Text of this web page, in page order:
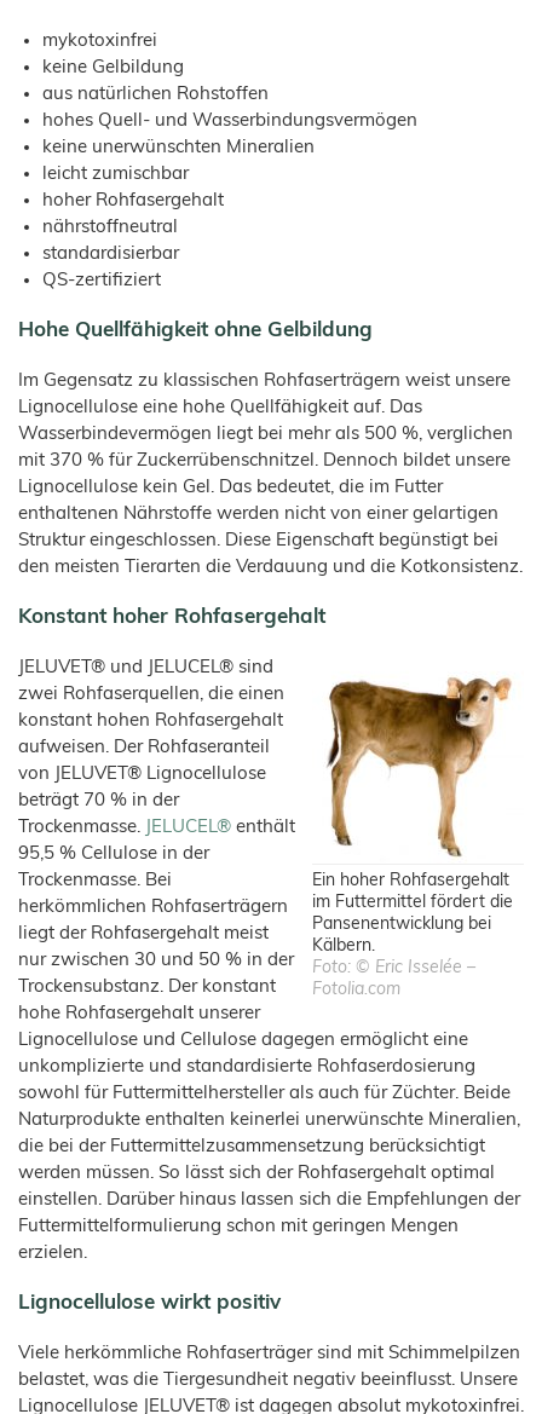
mykotoxinfrei
keine Gelbildung
aus natürlichen Rohstoffen
hohes Quell- und Wasserbindungsvermögen
keine unerwünschten Mineralien
leicht zumischbar
hoher Rohfasergehalt
nährstoffneutral
standardisierbar
QS-zertifiziert
Hohe Quellfähigkeit ohne Gelbildung
Im Gegensatz zu klassischen Rohfaserträgern weist unsere
Lignocellulose eine hohe Quellfähigkeit auf. Das
Wasserbindevermögen liegt bei mehr als 500 %, verglichen
mit 370 % für Zuckerrübenschnitzel. Dennoch bildet unsere
Lignocellulose kein Gel. Das bedeutet, die im Futter
enthaltenen Nährstoffe werden nicht von einer gelartigen
Struktur eingeschlossen. Diese Eigenschaft begünstigt bei
den meisten Tierarten die Verdauung und die Kotkonsistenz.
Konstant hoher Rohfasergehalt
Ein hoher Rohfasergehalt
im Futtermittel fördert die
Pansenentwicklung bei
Kälbern.
Foto: © Eric Isselée –
Fotolia.com
JELUVET® und JELUCEL® sind
zwei Rohfaserquellen, die einen
konstant hohen Rohfasergehalt
aufweisen. Der Rohfaseranteil
von JELUVET® Lignocellulose
beträgt 70 % in der
Trockenmasse.
JELUCEL® enthält
95,5 % Cellulose in der
Trockenmasse. Bei
herkömmlichen Rohfaserträgern
liegt der Rohfasergehalt meist
nur zwischen 30 und 50 % in der
Trockensubstanz. Der konstant
hohe Rohfasergehalt unserer
Lignocellulose und Cellulose dagegen ermöglicht eine
unkomplizierte und standardisierte Rohfaserdosierung
sowohl für Futtermittelhersteller als auch für Züchter. Beide
Naturprodukte enthalten keinerlei unerwünschte Mineralien,
die bei der Futtermittelzusammensetzung berücksichtigt
werden müssen. So lässt sich der Rohfasergehalt optimal
einstellen. Darüber hinaus lassen sich die Empfehlungen der
Futtermittelformulierung schon mit geringen Mengen
erzielen.
Lignocellulose wirkt positiv
Viele herkömmliche Rohfaserträger sind mit Schimmelpilzen
belastet, was die Tiergesundheit negativ beeinflusst. Unsere
Lignocellulose JELUVET® ist dagegen absolut mykotoxinfrei.